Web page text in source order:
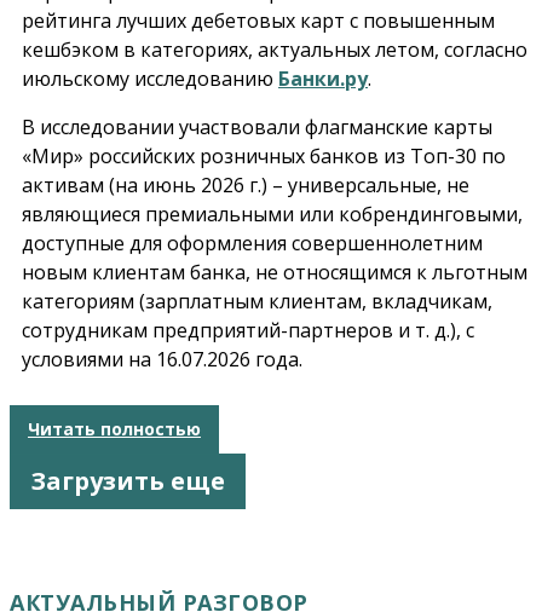
рейтинга лучших дебетовых карт с повышенным
кешбэком в категориях, актуальных летом, согласно
июльскому исследованию Банки.ру.
В исследовании участвовали флагманские карты
«Мир» российских розничных банков из Топ-30 по
активам (на июнь 2026 г.) – универсальные, не
являющиеся премиальными или кобрендинговыми,
доступные для оформления совершеннолетним
новым клиентам банка, не относящимся к льготным
категориям (зарплатным клиентам, вкладчикам,
сотрудникам предприятий-партнеров и т. д.), с
условиями на 16.07.2026 года.
Читать полностью
Загрузить еще
АКТУАЛЬНЫЙ РАЗГОВОР